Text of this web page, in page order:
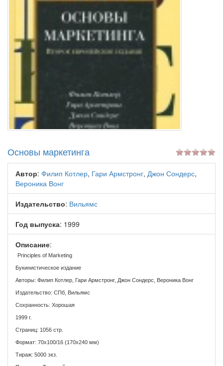
Основы маркетинга
Автор: Филип Котлер, Гари Армстронг, Джон Сондерс,
Вероника Вонг
Издательство: Вильямс
Год выпуска: 1999
Описание:
Principles of Marketing
Букинистическое издание
Авторы: Филип Котлер, Гари Армстронг, Джон Сондерс, Вероника Вонг
Издательство: СПб, Вильямс
Сохранность: Хорошая
1999 г.
Страниц: 1056 стр.
Формат: 70x100/16 (170x240 мм)
Тираж: 5000 экз.